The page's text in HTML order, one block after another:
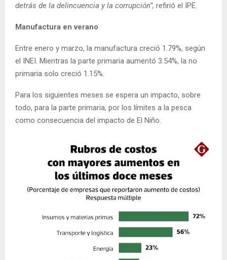
detrás de la delincuencia y la corrupción”, refirió el IPE.
Manufactura en verano
Entre enero y marzo, la manufactura creció 1.79%, según
el INEI. Mientras la parte primaria aumentó 3.54%, la no
primaria solo creció 1.15%.
Para los siguientes meses se espera un impacto, sobre
todo, para la parte primaria, por los límites a la pesca
como consecuencia del impacto de El Niño.